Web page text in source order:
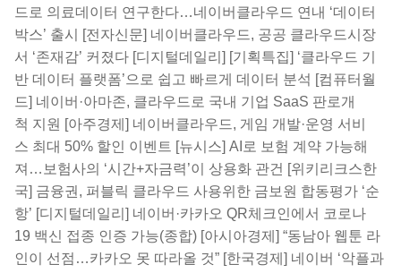
드로 의료데이터 연구한다…네이버클라우드 연내 ‘데이터
박스’ 출시 [전자신문]​ 네이버클라우드, 공공 클라우드시장
서 ‘존재감’ 커졌다 [디지털데일리] [기획특집] ‘클라우드 기
반 데이터 플랫폼’으로 쉽고 빠르게 데이터 분석 [컴퓨터월
드] 네이버·아마존, 클라우드로 국내 기업 SaaS 판로개
척 지원 [아주경제] ​​네이버클라우드, 게임 개발·운영 서비
스 최대 50% 할인 이벤트 [뉴시스] AI로 보험 계약 가능해
져…보험사의 ‘시간+자금력’이 상용화 관건 [위키리크스한
국] 금융권, 퍼블릭 클라우드 사용위한 금보원 합동평가 ‘순
항’ [디지털데일리] 네이버·카카오 QR체크인에서 코로나
19 백신 접종 인증 가능(종합) [아시아경제] “동남아 웹툰 라
인이 선점…카카오 못 따라올 것” [한국경제] 네이버 ‘악플과